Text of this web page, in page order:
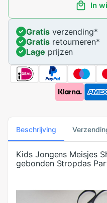
In
Gratisverzending*
Gratisretourneren*
Lage prijzen
Beschrijving
Kids Jongens Meisjes
gebonden Stropdas